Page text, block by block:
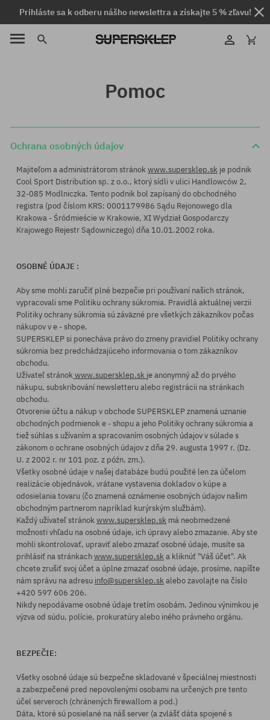
Prihláste sa k odberu nášho newslettra a získajte 5 % zľavu!
Pomoc
Ochrana osobných údajov
Majiteľom a administrátorom stránokwww.supersklep.sk je podnik
Cool Sport Distribution sp. z o.o., ktorý sídli v ulici Handlowców 2,
32-085 Modlniczka. Tento podnik bol zapísaný do obchodného
registra (pod číslom KRS: 0001179986 Sądu Rejonowego dla
Krakowa - Śródmieście w Krakowie, XI Wydział Gospodarczy
Krajowego Rejestr Sądowniczego) dňa 10.01.2002 roka.
OSOBNÉ ÚDAJE :
Aby sme mohli zaručiť plné bezpečie pri používaní našich stránok,
vypracovali sme Politiku ochrany súkromia. Pravidlá aktuálnej verzii
Politiky ochrany súkromia sú záväzné pre všetkých zákazníkov počas
nákupov v e - shope.
SUPERSKLEP si ponecháva právo do zmeny pravidiel Politiky ochrany
súkromia bez predchádzajúceho informovania o tom zákazníkov
obchodu.
Užívateľ stránokwww.supersklep.sk je anonymný až do prvého
nákupu, subskribování newsletteru alebo registrácii na stránkach
obchodu.
Otvorenie účtu a nákup v obchode SUPERSKLEP znamená uznanie
obchodných podmienok e - shopu a jeho Politiky ochrany súkromia a
tiež súhlas s užívaním a spracovaním osobných údajov v súlade s
zákonom o ochrane osobných údajov z dňa 29. augusta 1997 r. (Dz.
U. z 2002 r. nr 101 poz. z późn. zm.).
Všetky osobné údaje v našej databáze budú použité len za účelom
realizácie objednávok, vrátane vystavenia dokladov o kúpe a
odosielania tovaru (čo znamená oznámenie osobných údajov našim
obchodným partnerom napríklad kurýrským službám).
Každý užívateľ stránokwww.supersklep.sk má neobmedzené
možnosti vhľadu na osobné údaje, ich úpravy alebo zmazanie. Aby ste
mohli skontrolovať, upraviť alebo zmazať osobné údaje, musíte sa
prihlásiť na stránkachwww.supersklep.ska kliknúť "Váš účet". Ak
chcete zrušiť svoj účet a úplne zmazať osobné údaje, prosíme, napíšte
nám správu na adresu info@supersklep.skalebo zavolajte na číslo
+420 597 606 206.
Nikdy nepodávame osobné údaje tretím osobám. Jedinou výnimkou je
výzva od súdu, polície, prokuratúry alebo iného právneho orgánu.
BEZPEČIE:
Všetky osobné údaje sú bezpečne skladované v špeciálnej miestnosti
a zabezpečené pred nepovolenými osobami na určených pre tento
účel serveroch (chránených firewallom a pod.)
Dáta, ktoré sú posielané na náš server (a zvlášť dáta spojené s